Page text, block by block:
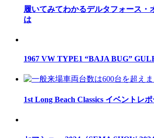
履いてみてわかるデルタフォース・
は
1967 VW TYPE1 “BAJA BUG”
1st Long Beach Classics イベントレ